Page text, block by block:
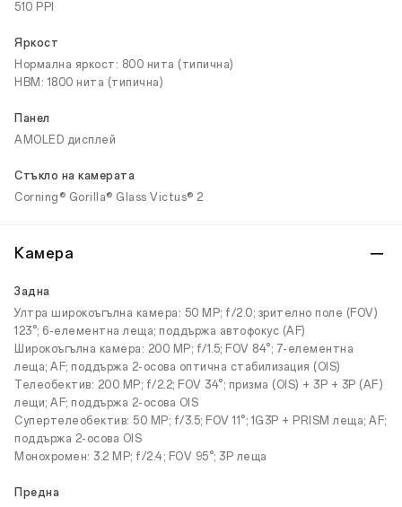
510 PPI
Яркост
Нормална яркост: 800 нита (типична)
HBM: 1800 нита (типична)
Панел
AMOLED дисплей
Стъкло на камерата
Corning® Gorilla® Glass Victus® 2
Камера
Задна
Ултра широкоъгълна камера: 50 MP; f/2.0; зрително поле (FOV)
123°; 6-елементна леща; поддържа автофокус (AF)
Широкоъгълна камера: 200 MP; f/1.5; FOV 84°; 7-елементна
леща; AF; поддържа 2-осова оптична стабилизация (OIS)
Телеобектив: 200 MP; f/2.2; FOV 34°; призма (OIS) + 3P + 3P (AF)
лещи; AF; поддържа 2-осова OIS
Супертелеобектив: 50 MP; f/3.5; FOV 11°; 1G3P + PRISM леща; AF;
поддържа 2-осова OIS
Монохромен: 3.2 MP; f/2.4; FOV 95°; 3P леща
Предна